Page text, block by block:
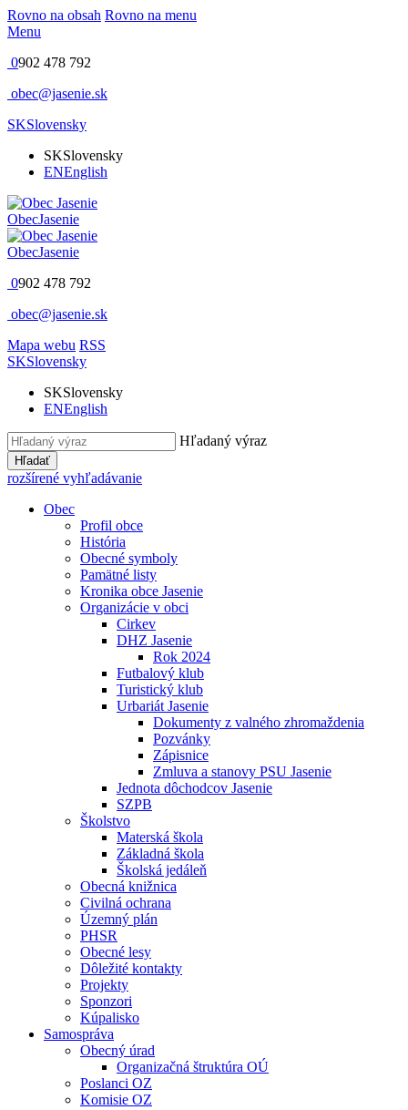
Rovno na obsah Rovno na menu
Menu
0902 478 792
obec@jasenie.sk
SKSlovensky
SKSlovensky
ENEnglish
ObecJasenie
ObecJasenie
0902 478 792
obec@jasenie.sk
Mapa webu RSS
SKSlovensky
SKSlovensky
ENEnglish
Hľadaný výraz
Hľadať
rozšírené vyhľadávanie
Obec
Profil obce
História
Obecné symboly
Pamätné listy
Kronika obce Jasenie
Organizácie v obci
Cirkev
DHZ Jasenie
Rok 2024
Futbalový klub
Turistický klub
Urbariát Jasenie
Dokumenty z valného zhromaždenia
Pozvánky
Zápisnice
Zmluva a stanovy PSU Jasenie
Jednota dôchodcov Jasenie
SZPB
Školstvo
Materská škola
Základná škola
Školská jedáleň
Obecná knižnica
Civilná ochrana
Územný plán
PHSR
Obecné lesy
Dôležité kontakty
Projekty
Sponzori
Kúpalisko
Samospráva
Obecný úrad
Organizačná štruktúra OÚ
Poslanci OZ
Komisie OZ